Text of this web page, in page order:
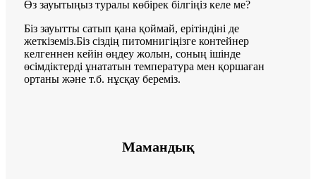
Өз зауытыңыз туралы көбірек білгіңіз келе ме?
Біз зауытты сатып қана қоймай, ерітіндіні де
жеткіземіз.Біз сіздің питомнигіңізге контейнер
келгеннен кейін өңдеу жолын, соның ішінде
өсімдіктерді ұнататын температура мен қоршаған
ортаны және т.б. нұсқау береміз.
Мамандық